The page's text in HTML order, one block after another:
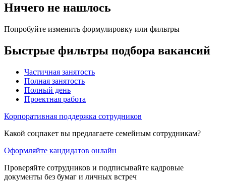
Ничего не нашлось
Попробуйте изменить формулировку или фильтры
Быстрые фильтры подбора вакансий
Частичная занятость
Полная занятость
Полный день
Проектная работа
Корпоративная поддержка сотрудников
Какой соцпакет вы предлагаете семейным сотрудникам?
Оформляйте кандидатов онлайн
Проверяйте сотрудников и подписывайте кадровые
документы без бумаг и личных встреч